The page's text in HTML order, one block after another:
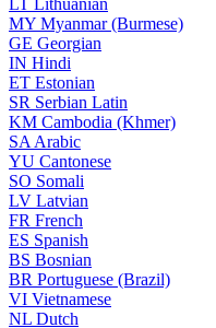
LT Lithuanian
MY Myanmar (Burmese)
GE Georgian
IN Hindi
ET Estonian
SR Serbian Latin
KM Cambodia (Khmer)
SA Arabic
YU Cantonese
SO Somali
LV Latvian
FR French
ES Spanish
BS Bosnian
BR Portuguese (Brazil)
VI Vietnamese
NL Dutch